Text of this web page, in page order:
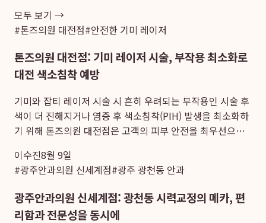
모두 보기 →
#톤즈의원 대전점#안전한 기미 레이저
톤즈의원 대전점: 기미 레이저 시술, 부작용 최소화로
대전 색소침착 예방
기미와 잡티 레이저 시술 시 흔히 우려되는 부작용인 시술 후
색이 더 진해지거나 염증 후 색소침착(PIH) 발생을 최소화하
기 위해 톤즈의원 대전점은 고객의 피부 안전을 최우선으로
하고 레이저 강도를 보수적으로 조절하며, 시...
이수진8월 9일
#광주안과의원 신세계점#광주 광천동 안과
광주안과의원 신세계점: 광천동 시력교정의 메카, 편
리함과 전문성을 동시에